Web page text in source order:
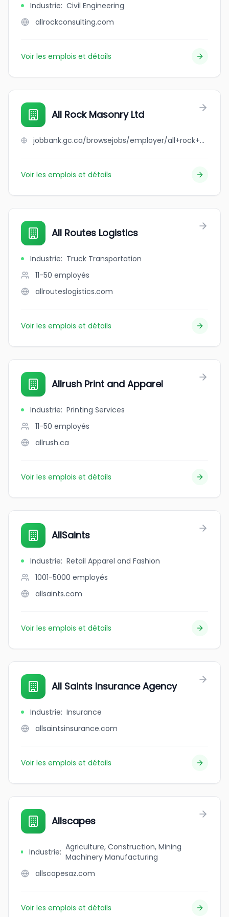
Industrie: Civil Engineering
allrockconsulting.com
Voir les emplois et détails
All Rock Masonry Ltd
jobbank.gc.ca/browsejobs/employer/all+rock+masonry+ltd/ca
Voir les emplois et détails
All Routes Logistics
Industrie: Truck Transportation
11-50 employés
allrouteslogistics.com
Voir les emplois et détails
Allrush Print and Apparel
Industrie: Printing Services
11-50 employés
allrush.ca
Voir les emplois et détails
AllSaints
Industrie: Retail Apparel and Fashion
1001-5000 employés
allsaints.com
Voir les emplois et détails
All Saints Insurance Agency
Industrie: Insurance
allsaintsinsurance.com
Voir les emplois et détails
Allscapes
Industrie: Agriculture, Construction, Mining
Machinery Manufacturing
allscapesaz.com
Voir les emplois et détails